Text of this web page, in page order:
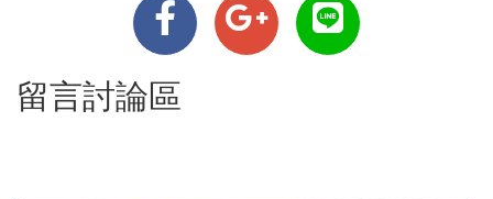
留言討論區